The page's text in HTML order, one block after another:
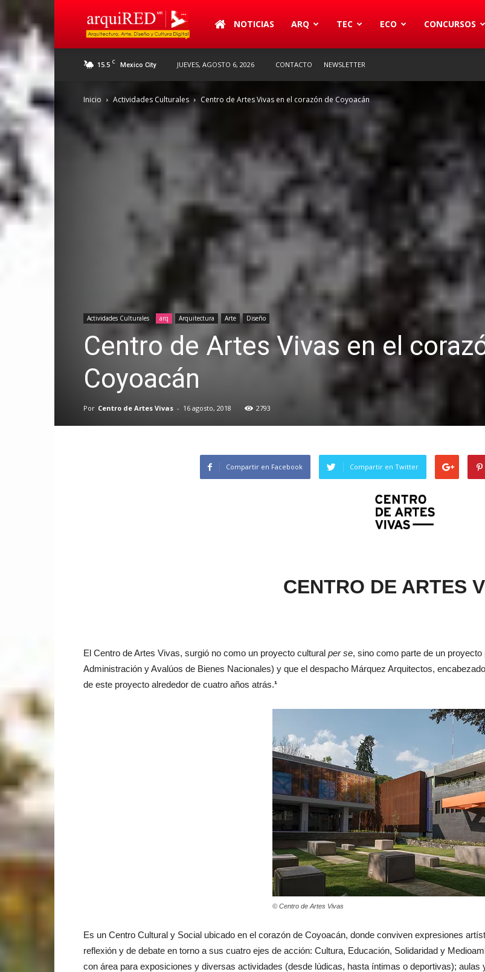
arquiREDNOTICIAS ARQ TEC ECO CONCURSOS
15.5 C Mexico City JUEVES, AGOSTO 6, 2026 CONTACTO NEWSLETTER
Inicio Actividades Culturales Centro de Artes Vivas en el corazón de Coyoacán
Actividades Culturales arq Arquitectura Arte Diseño
Centro de Artes Vivas en el
Coyoacán
Por Centro de Artes Vivas - 16 agosto, 2018 2793
Compartir en Facebook Compartir en Twitter
CENTRO DE ARTES
El Centro de Artes Vivas, surgió no como un proyecto cultural per se, sino como parte de un
Administración y Avalúos de Bienes Nacionales) y que el despacho Márquez Arquitectos,
de este proyecto alrededor de cuatro años atrás.¹
© Centro de Artes Vivas
Es un Centro Cultural y Social ubicado en el corazón de Coyoacán, donde conviven expresiones
reflexión y de debate en torno a sus cuatro ejes de acción: Cultura, Educación, Solidaridad y
con área para exposiciones y diversas actividades (desde lúdicas, hasta íntimas o deportivas);